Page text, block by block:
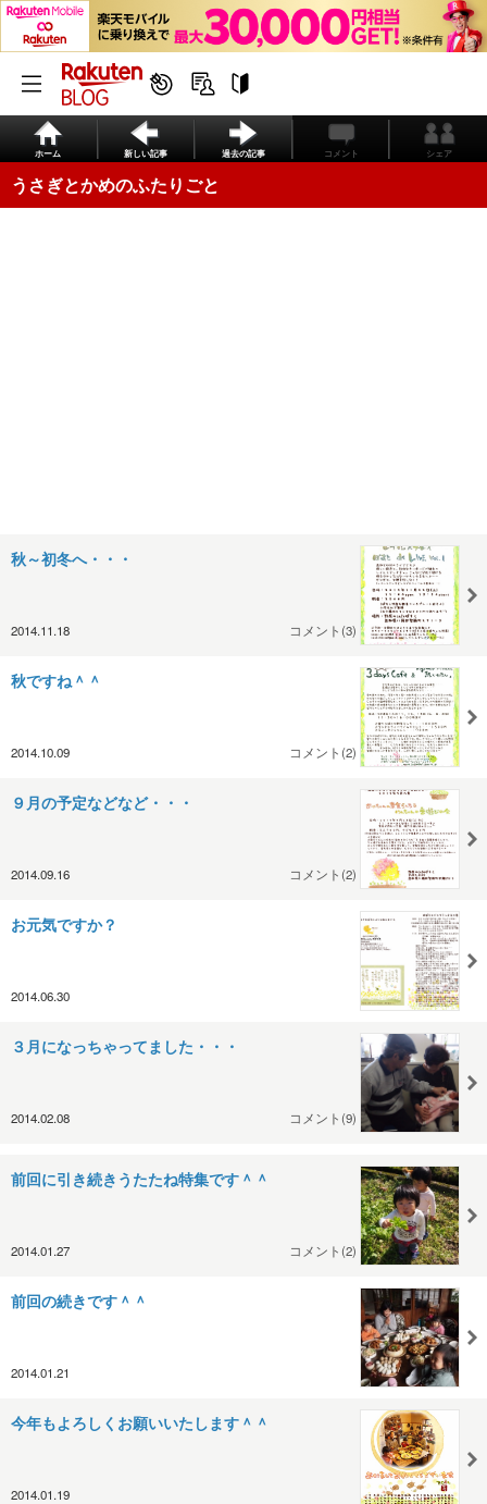
ホーム 新しい記事 過去の記事 コメント シェア
うさぎとかめのふたりごと
秋～初冬へ・・・
2014.11.18 コメント(3)
秋ですね＾＾
2014.10.09 コメント(2)
９月の予定などなど・・・
2014.09.16 コメント(2)
お元気ですか？
2014.06.30
３月になっちゃってました・・・
2014.02.08 コメント(9)
前回に引き続きうたたね特集です＾＾
2014.01.27 コメント(2)
前回の続きです＾＾
2014.01.21
今年もよろしくお願いいたします＾＾
2014.01.19